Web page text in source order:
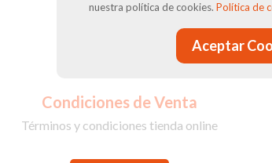
Condiciones de Venta
Términos y condiciones tienda online
nuestra política de cookies. Política de
Aceptar